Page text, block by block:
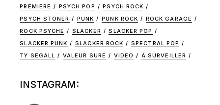
PREMIERE
PSYCH POP
PSYCH ROCK
PSYCH STONER
PUNK PUNK ROCK
ROCK GARAGE
ROCK PSYCHE
SLACKER
SLACKER POP
SLACKER PUNK
SLACKER ROCK
SPECTRAL POP
TY SEGALL
VALEUR SURE VIDEO À SURVEILLER
INSTAGRAM: